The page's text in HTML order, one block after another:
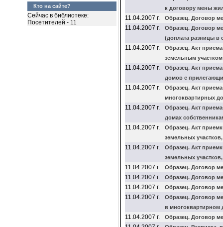
Кто на сайте?
Сейчас в библиотеке:
Посетителей - 11
к договору мены
11.04.2007 г. Образец. Договор
11.04.2007 г.
Образец. Договор
(доплата разницы в
11.04.2007 г.
Образец. Акт
земельным
11.04.2007 г.
Образец. Акт
домов с
11.04.2007 г.
Образец. Акт
многоквартирных
11.04.2007 г.
Образец. Акт
домах
11.04.2007 г.
Образец. Акт
земельных
11.04.2007 г.
Образец. Акт
земельных
11.04.2007 г. Образец. Договор
11.04.2007 г. Образец. Договор
11.04.2007 г. Образец. Договор
11.04.2007 г.
Образец. Договор
в многоквартирном
11.04.2007 г. Образец. Договор